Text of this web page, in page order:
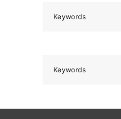
Keywords
Keywords